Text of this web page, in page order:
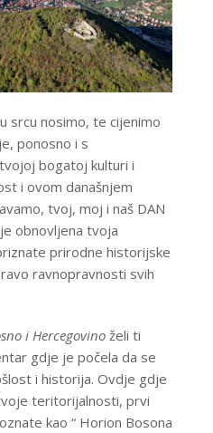
srcu nosimo, te cijenimo
ponosno i s
bogatoj kulturi i
i ovom današnjem
tvoj, moj i naš DAN
obnovljena tvoja
prirodne historijske
ravnopravnosti svih
i Hercegovinoželi ti
gdje je počela da se
i historija. Ovdje gdje
teritorijalnosti, prvi
kao “ Horion Bosona